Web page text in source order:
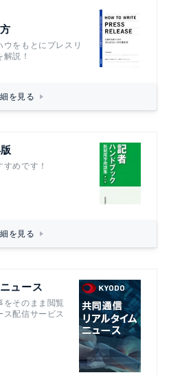
をもとにプレスリ
説！
を見る
めです！
を見る
ュース
をそのまま閲覧
ス配信サービス